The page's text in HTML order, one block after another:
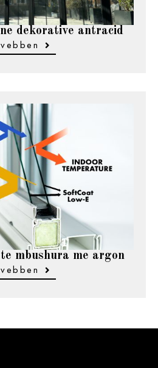
dekorative antracid
mbushura me argon